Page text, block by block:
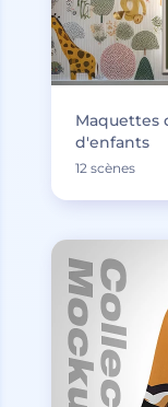
Maquettes
d'enfants
12 scènes